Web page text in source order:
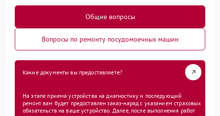
Общие вопросы
Вопросы по ремонту посудомоечных машин
Какие документы вы предоставляете?
На этапе приема устройства на диагностику и последующий
ремонт вам будет предоставлен заказ-наряд с указанием страховых
обязательств на ваше устройство. Далее, после выполнения работ